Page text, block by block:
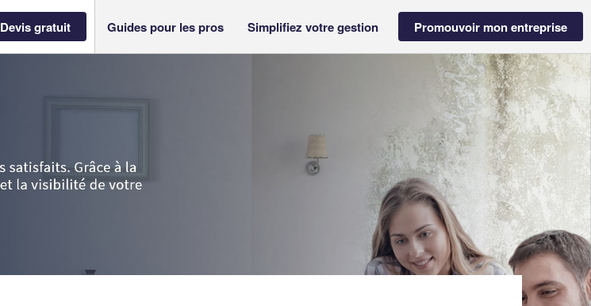
Devis gratuit Guides pour les pros Simplifiez votre gestion Promouvoir mon entreprise